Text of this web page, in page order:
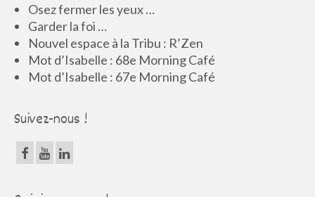
Osez fermer les yeux …
Garder la foi …
Nouvel espace à la Tribu : R’Zen
Mot d’Isabelle : 68e Morning Café
Mot d’Isabelle : 67e Morning Café
Suivez-nous !